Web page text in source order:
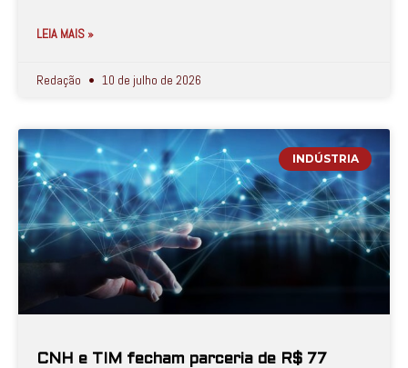
LEIA MAIS »
Redação 10 de julho de 2026
INDÚSTRIA
CNH e TIM fecham parceria de R$ 77